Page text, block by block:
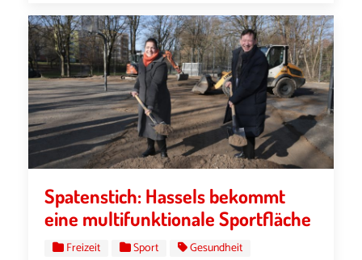
Spatenstich: Hassels bekommt
eine multifunktionale Sportfläche
Freizeit Sport
Gesundheit